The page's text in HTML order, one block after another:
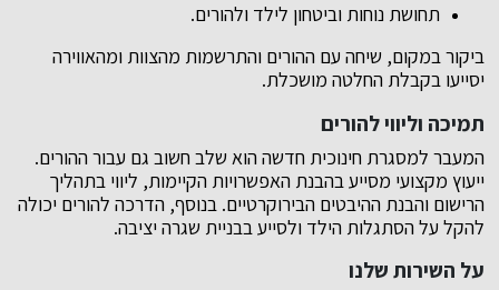
תחושת נוחות וביטחון לילד ולהורים.
ביקור במקום, שיחה עם ההורים והתרשמות מהצוות ומהאווירה
יסייעו בקבלת החלטה מושכלת.
תמיכה וליווי להורים
המעבר למסגרת חינוכית חדשה הוא שלב חשוב גם עבור ההורים.
ייעוץ מקצועי מסייע בהבנת האפשרויות הקיימות, ליווי בתהליך
הרישום והבנת ההיבטים הבירוקרטיים. בנוסף, הדרכה להורים יכולה
להקל על הסתגלות הילד ולסייע בבניית שגרה יציבה.
על השירות שלנו